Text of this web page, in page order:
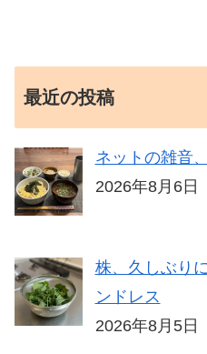
最近の投稿
ネットの雑音
2026年8月6日
株、久しぶり
ンドレス
2026年8月5日